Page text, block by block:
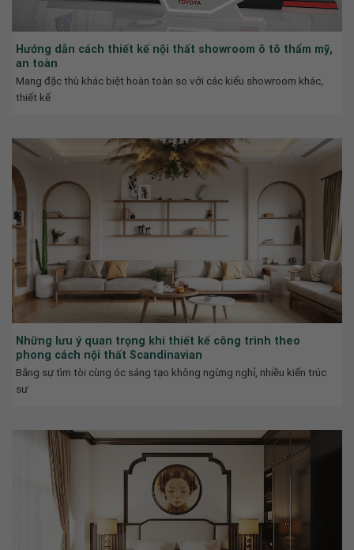
Hướng dẫn cách thiết kế nội thất showroom ô tô thẩm mỹ,
an toàn
Mang đặc thù khác biệt hoàn toàn so với các kiểu showroom khác,
thiết kế
Những lưu ý quan trọng khi thiết kế công trình theo
phong cách nội thất Scandinavian
Bằng sự tìm tòi cùng óc sáng tạo không ngừng nghỉ, nhiều kiến trúc
sư